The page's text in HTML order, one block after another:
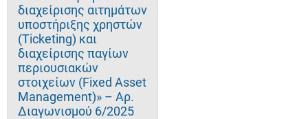
διαχείρισης αιτημάτων
υποστήριξης χρηστών
(Ticketing) και
διαχείρισης παγίων
περιουσιακών
στοιχείων (Fixed Asset
Management)» – Αρ.
Διαγωνισμού 6/2025